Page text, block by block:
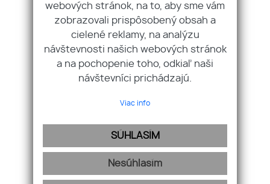
Ing. Daniela Kobanova
+421 905 363 747
Pridajte si nás
webových stránok, na to, aby sme vám
zobrazovali prispôsobený obsah a
cielené reklamy, na analýzu
návštevnosti našich webových stránok
a na pochopenie toho, odkiaľ naši
návštevníci prichádzajú.
Viac info
SÚHLASÍM
Nesúhlasím